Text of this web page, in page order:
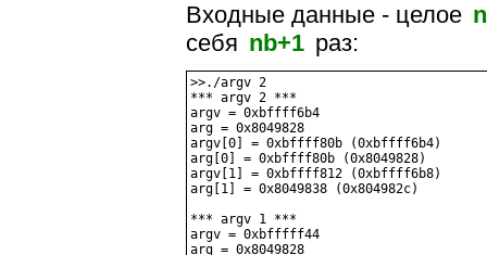
Входные данные - целое
себя nb+1 раз:
>>./argv 2
*** argv 2 ***
argv = 0xbffff6b4
arg = 0x8049828
argv[0] = 0xbffff80b (0xbffff6b4)
arg[0] = 0xbffff80b (0x8049828)
argv[1] = 0xbffff812 (0xbffff6b8)
arg[1] = 0x8049838 (0x804982c)
*** argv 1 ***
argv = 0xbfffff44
arg = 0x8049828